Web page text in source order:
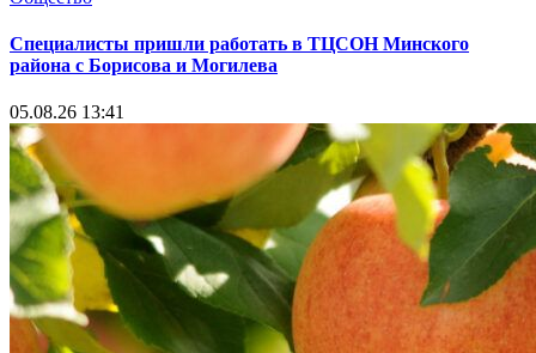
Специалисты пришли работать в ТЦСОН Минского
района с Борисова и Могилева
05.08.26 13:41